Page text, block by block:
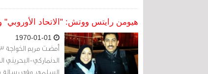
هيومن رايتس ووتش: "الاتحاد الأوروبي"
الدنماركي-
السلمي. وفي رسالة صادمة بتاريخ 19 فبراير/شباط،